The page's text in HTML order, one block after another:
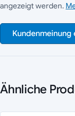
angezeigt werden.
Kundenmeinung
Ähnliche